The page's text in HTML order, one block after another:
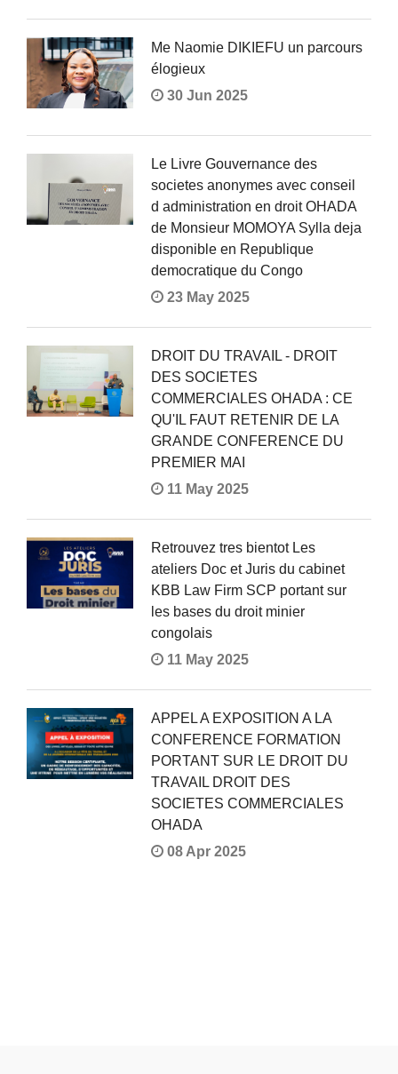
Me Naomie DIKIEFU un parcours
élogieux
30 Jun 2025
Le Livre Gouvernance des
societes anonymes avec conseil
d administration en droit OHADA
de Monsieur MOMOYA Sylla deja
disponible en Republique
democratique du Congo
23 May 2025
DROIT DU TRAVAIL - DROIT
DES SOCIETES
COMMERCIALES OHADA : CE
QU'IL FAUT RETENIR DE LA
GRANDE CONFERENCE DU
PREMIER MAI
11 May 2025
Retrouvez tres bientot Les
ateliers Doc et Juris du cabinet
KBB Law Firm SCP portant sur
les bases du droit minier
congolais
11 May 2025
APPEL A EXPOSITION A LA
CONFERENCE FORMATION
PORTANT SUR LE DROIT DU
TRAVAIL DROIT DES
SOCIETES COMMERCIALES
OHADA
08 Apr 2025